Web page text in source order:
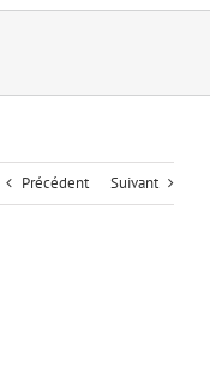
Précédent Suivant